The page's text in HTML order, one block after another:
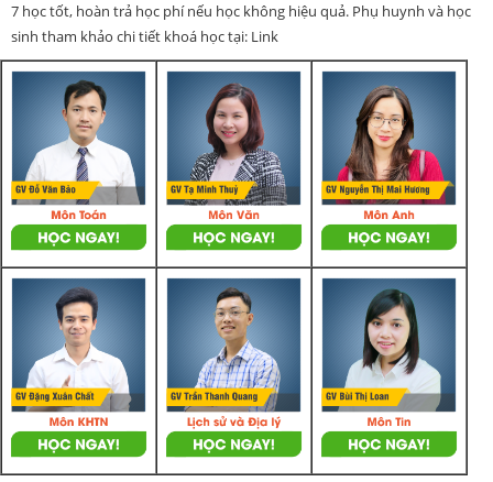
7 học tốt, hoàn trả học phí nếu học không hiệu quả. Phụ huynh và học
sinh tham khảo chi tiết khoá học tại: Link